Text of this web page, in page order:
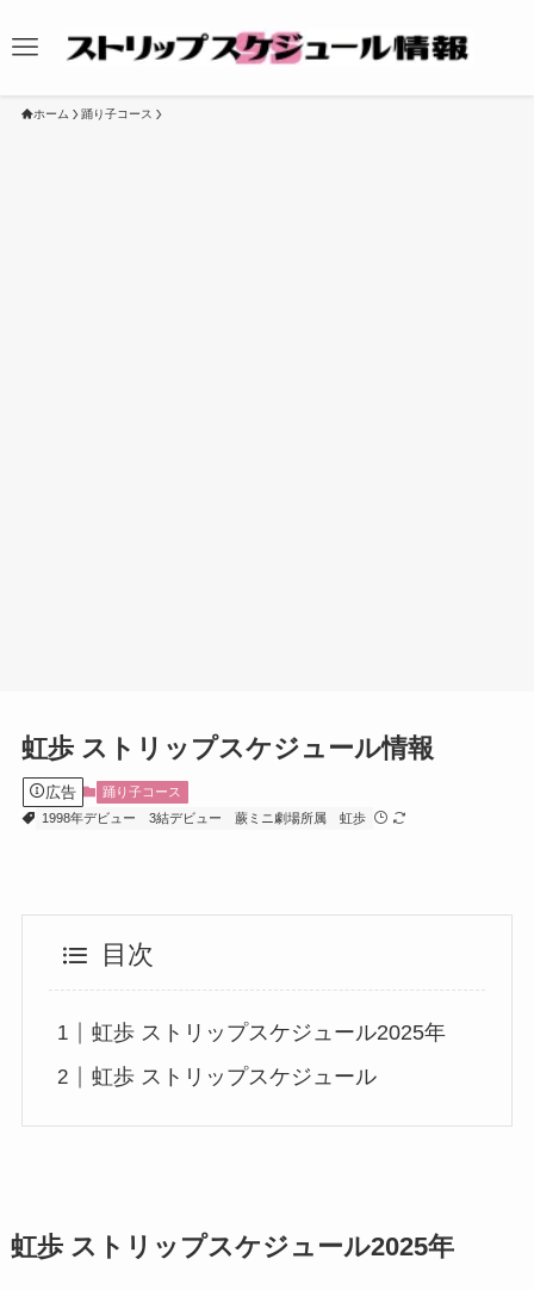
ホーム 踊り子コース
虹歩 ストリップスケジュール情報
広告
踊り子コース
1998年デビュー
3結デビュー 蕨ミニ劇場所属 虹歩
目次
虹歩 ストリップスケジュール2025年
虹歩 ストリップスケジュール
虹歩 ストリップスケジュール2025年